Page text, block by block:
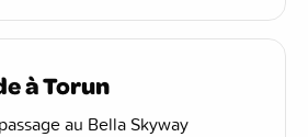
à Torun
au Bella Skyway